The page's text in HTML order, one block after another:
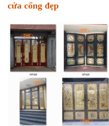
cửa cổng đẹp